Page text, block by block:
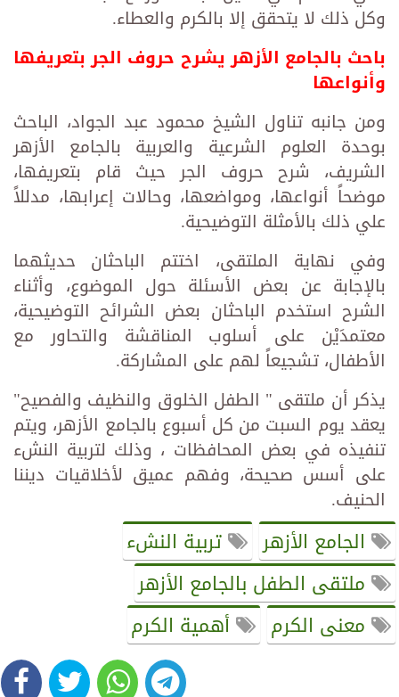
وكل ذلك لا يتحقق إلا بالكرم والعطاء.
باحث بالجامع الأزهر يشرح حروف الجر بتعريفها
وأنواعها
ومن جانبه تناول الشيخ محمود عبد الجواد، الباحث
بوحدة العلوم الشرعية والعربية بالجامع الأزهر
الشريف، شرح حروف الجر حيث قام بتعريفها،
موضحاً أنواعها، ومواضعها، وحالات إعرابها، مدللاً
علي ذلك بالأمثلة التوضيحية.
وفي نهاية الملتقى، اختتم الباحثان حديثهما
بالإجابة عن بعض الأسئلة حول الموضوع، وأثناء
الشرح استخدم الباحثان بعض الشرائح التوضيحية،
معتمدَيْن على أسلوب المناقشة والتحاور مع
الأطفال، تشجيعاً لهم على المشاركة.
يذكر أن ملتقى " الطفل الخلوق والنظيف والفصيح"
يعقد يوم السبت من كل أسبوع بالجامع الأزهر، ويتم
تنفيذه في بعض المحافظات ، وذلك لتربية النشء
على أسس صحيحة، وفهم عميق لأخلاقيات ديننا
الحنيف.
الجامع الأزهر
تربية النشء
ملتقى الطفل بالجامع الأزهر
معنى الكرم
أهمية الكرم